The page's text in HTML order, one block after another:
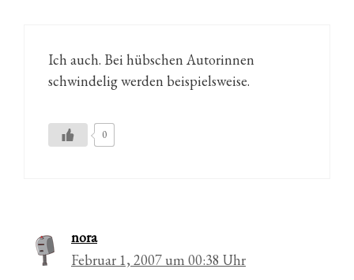
Ich auch. Bei hübschen Autorinnen
schwindelig werden beispielsweise.
0
nora
Februar 1, 2007 um 00:38 Uhr